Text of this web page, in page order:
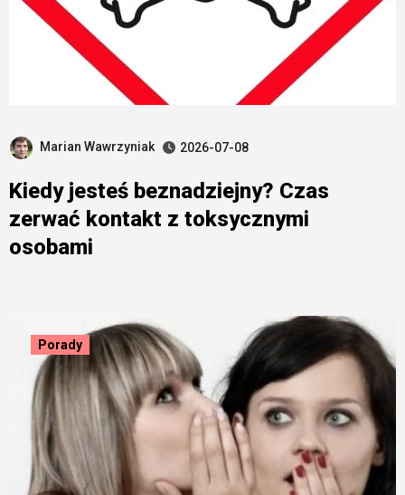
Marian Wawrzyniak 2026-07-08
Kiedy jesteś beznadziejny? Czas
zerwać kontakt z toksycznymi
osobami
Porady